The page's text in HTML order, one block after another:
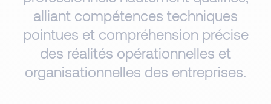
alliant compétences techniques
pointues et compréhension précise
des réalités opérationnelles et
organisationnelles des entreprises.